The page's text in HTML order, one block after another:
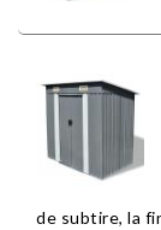
de subtire, la